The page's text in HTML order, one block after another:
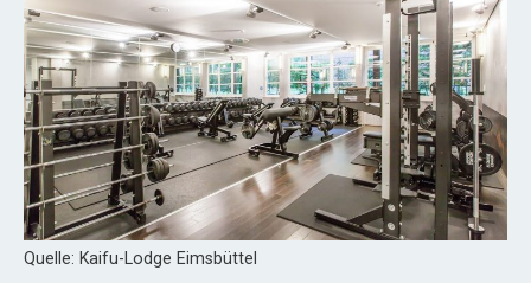
Quelle: Kaifu-Lodge Eimsbüttel